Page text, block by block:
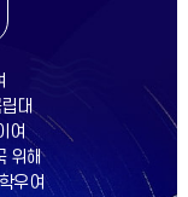
대
여
위해
우여